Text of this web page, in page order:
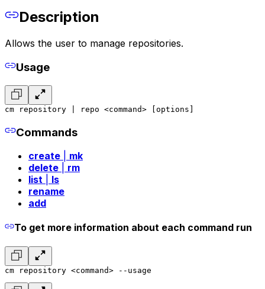
Description
Allows the user to manage repositories.
Usage
cm repository | repo <command> [options]
Commands
create
mk
delete
rm
list
ls
rename
add
To get more information about each command run
cm repository <command> --usage